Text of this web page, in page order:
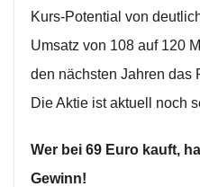
Kurs-Potential von
Umsatz von 108 auf 120
den nächsten Jahren das
Die Aktie ist aktuell noch
Wer bei 69 Euro kauft,
Gewinn!